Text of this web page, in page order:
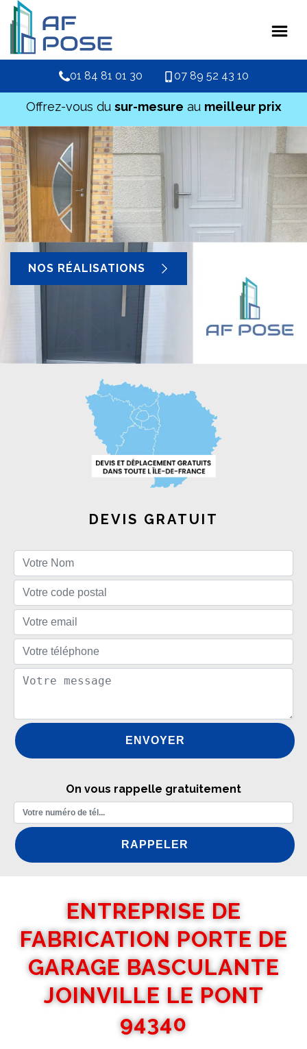
01 84 81 01 30 07 89 52 43 10
Offrez-vous du sur-mesure au meilleur prix
NOS RÉALISATIONS
DEVIS GRATUIT
On vous rappelle gratuitement
ENTREPRISE DE
FABRICATION PORTE DE
GARAGE BASCULANTE
JOINVILLE LE PONT
94340